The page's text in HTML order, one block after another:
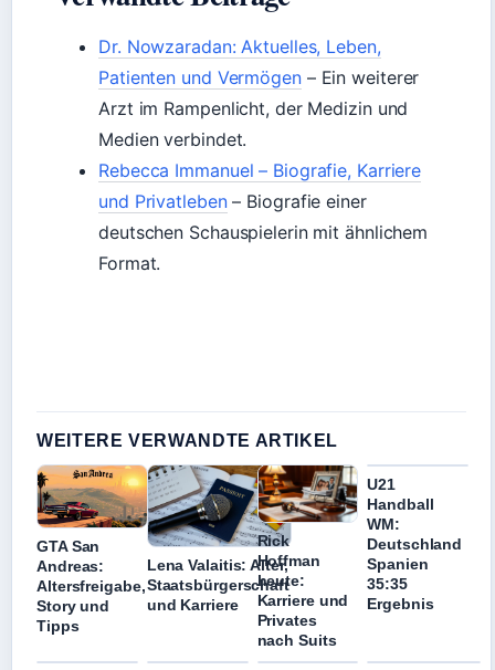
Dr. Nowzaradan: Aktuelles, Leben,
Patienten und Vermögen– Ein weiterer
Arzt im Rampenlicht, der Medizin und
Medien verbindet.
Rebecca Immanuel – Biografie, Karriere
und Privatleben– Biografie einer
deutschen Schauspielerin mit ähnlichem
Format.
WEITERE VERWANDTE ARTIKEL
GTA San
Andreas:
Altersfreigabe,
Story und
Tipps
Lena Valaitis: Alter,
Staatsbürgerschaft
und Karriere
Rick
Hoffman
heute:
Karriere und
Privates
nach Suits
U21
Handball
WM:
Deutschland
Spanien
35:35
Ergebnis